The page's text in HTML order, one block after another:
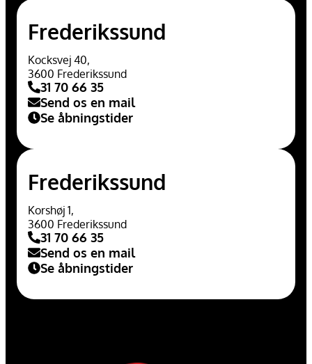
Frederikssund
Kocksvej 40,
3600 Frederikssund
31 70 66 35
Send os en mail
Se åbningstider
Frederikssund
Korshøj 1,
3600 Frederikssund
31 70 66 35
Send os en mail
Se åbningstider